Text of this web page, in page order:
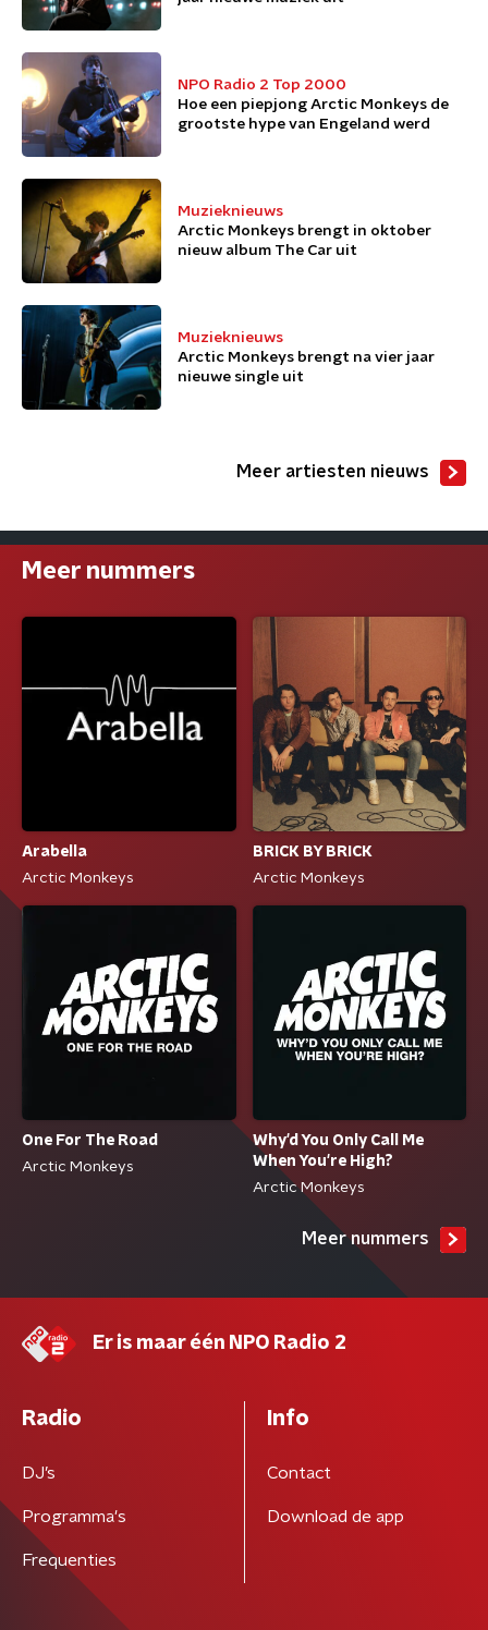
NPO Radio 2 Top 2000
Hoe een piepjong Arctic Monkeys de
grootste hype van Engeland werd
Muzieknieuws
Arctic Monkeys brengt in oktober
nieuw album The Car uit
Muzieknieuws
Arctic Monkeys brengt na vier jaar
nieuwe single uit
Meer artiesten nieuws
Meer nummers
Arabella
Arctic Monkeys
BRICK BY BRICK
Arctic Monkeys
One For The Road
Arctic Monkeys
Why'd You Only Call Me
When You're High?
Arctic Monkeys
Meer nummers
Er is maar één NPO Radio 2
Radio
DJ’s
Programma's
Frequenties
Info
Contact
Download de app